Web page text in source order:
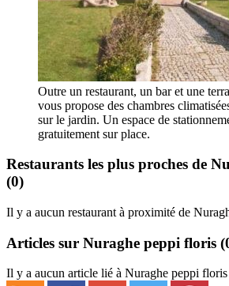
Outre un restaurant, un bar et une
vous propose des chambres
sur le jardin. Un espace de
gratuitement sur place.
Restaurants les plus proches de
(0)
Il y a aucun restaurant à proximité de
Articles sur Nuraghe peppi floris
Il y a aucun article lié à Nuraghe peppi floris